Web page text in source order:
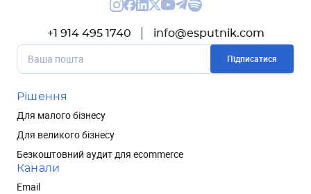
+1 914 495 1740 info@esputnik.com
Підписатися
Рішення
Для малого бізнесу
Для великого бізнесу
Безкоштовний аудит для ecommerce
Канали
Email